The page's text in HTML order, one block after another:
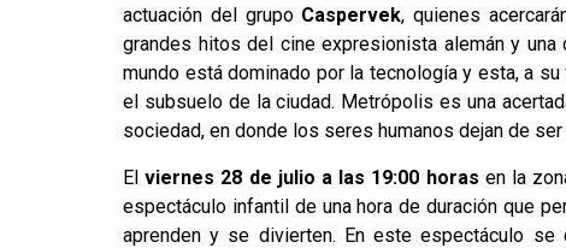
actuación del grupo Caspervek, quienes
grandes hitos del cine expresionista alemán y
mundo está dominado por la tecnología y esta, a
el subsuelo de la ciudad. Metrópolis es una
sociedad, en donde los seres humanos dejan de
Elviernes 28 de julio a las 19:00 horas en la
espectáculo infantil de una hora de duración que
aprenden y se divierten. En este espectáculo